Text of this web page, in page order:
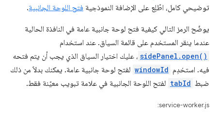
توضيحي كامل، اطّلِع على الإضافة النموذجية فتح اللوحة الجانبية.
يوضّح الرمز التالي كيفية فتح لوحة جانبية عامة في النافذة الحالية
عندما ينقر المستخدم على قائمة السياق. عند استخدام
sidePanel.open() ، عليك اختيار السياق الذي يجب أن يتم فتحه
فيه. استخدِم windowId لفتح لوحة جانبية عامة. يمكنك بدلاً من ذلك
ضبط tabId لفتح اللوحة الجانبية في علامة تبويب معيّنة فقط.
service-worker.js: